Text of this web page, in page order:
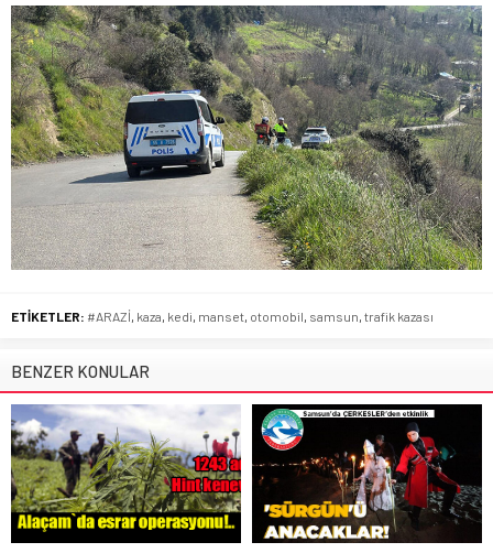
ETİKETLER: #ARAZİ, kaza, kedi, manset, otomobil, samsun, trafik kazası
BENZER KONULAR